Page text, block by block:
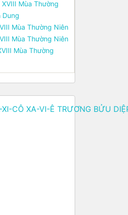
Mùa Thường
Dung
Mùa Thường Niên
Mùa Thường Niên
Mùa Thường